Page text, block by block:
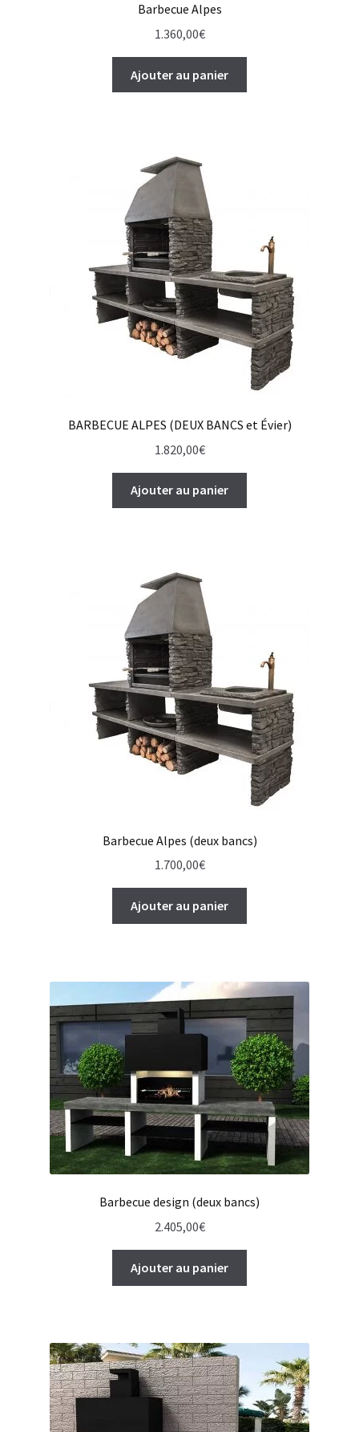
Barbecue Alpes
1.360,00€
Ajouter au panier
BARBECUE ALPES (DEUX BANCS et Évier)
1.820,00€
Ajouter au panier
Barbecue Alpes (deux bancs)
1.700,00€
Ajouter au panier
Barbecue design (deux bancs)
2.405,00€
Ajouter au panier